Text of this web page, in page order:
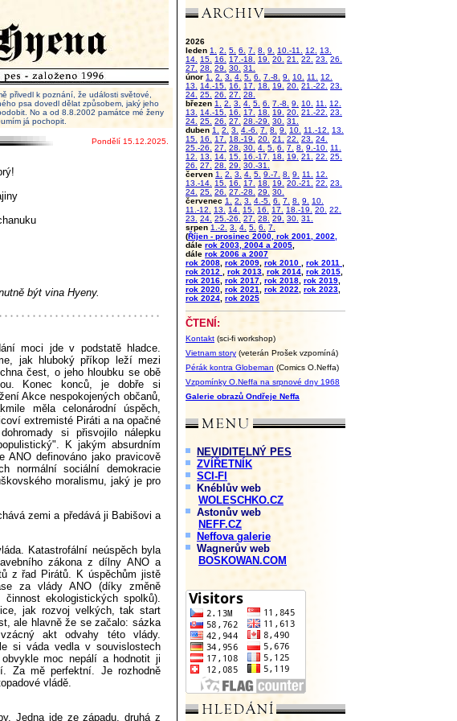
2026
leden 1. 2. 5. 6. 7. 8. 9. 10.-11. 12.
13.
14.
15. 16. 17.-18. 19. 20. 21. 22. 23.
26.
27.
28. 29. 30. 31.
únor 1. 2. 3. 4. 5. 6. 7.-8. 9. 10. 11.
12.
13.
14.-15. 16. 17. 18. 19. 20. 21.-22.
23.
24. 25. 26. 27.
28.
březen 1. 2. 3. 4. 5. 6. 7.-8. 9. 10. 11.
12.
13.
14.-15. 16. 17. 18. 19. 20. 21.-22.
23.
24. 25. 26. 27. 28.-29. 30. 31.
duben 1. 2. 3. 4.-6. 7. 8. 9. 10. 11.-12.
13.
15.
16. 17. 18.-19. 20. 21. 22. 23.
24.
25.-26.
27. 28. 30. 4. 5. 6. 7. 8. 9.-10.
11.
12.
13. 14. 15. 16.-17. 18. 19. 21. 22.
25.
26.
27. 28. 29.
30.-31.
červen 1. 2. 3. 4. 5. 9.-7. 8. 9. 11.
12.
13.-14.
15. 16. 17. 18. 19. 20.-21. 22.
23.
24. 25. 26. 27.-28. 29.
30.
červenec 1. 2. 3. 4.-5. 6. 7. 8. 9.
10.
11.-12.
13. 14. 15. 16. 17. 18.-19. 20. 22.
23.
24. 25.-26. 27. 28. 29. 30. 31.
srpen 1.-2. 3. 4. 5. 6. 7.
(Říjen - prosinec 2000, rok 2001, 2002,
dále rok 2003, 2004 a 2005
dále rok 2006 a 2007
rok 2008 rok 2009 rok 2010 rok 2011
rok 2012
rok 2013 rok 2014 rok 2015
rok 2016 rok 2017 rok 2018 rok 2019
rok 2020 rok 2021 rok 2022 rok 2023
rok 2024 rok 2025
ČTENÍ:
Kontakt (sci-fi workshop)
Vietnam story (veterán Prošek vzpomíná)
Pérák kontra Globeman (Comics O.Neffa)
Vzpomínky O.Neffa na srpnové dny 1968
Galerie obrazů Ondřeje Neffa
NEVIDITELNÝ PES
ZVÍŘETNÍK
SCI-FI
Knéblův web
WOLESCHKO.CZ
Astonův web
NEFF.CZ
Neffova galerie
Wagnerův web
BOSKOWAN.COM
přivedl k poznání, že události světové,
psa dovedl dělat způsobem, jaký jeho
No a od 8.8.2002 památce mé ženy
já pochopit.
Pondělí 15.12.2025.
být vina Hyeny.
moci jde v podstatě hladce.
jak hluboký příkop leží mezi
čest, o jeho hloubku se obě
Konec konců, je dobře si
Akce nespokojených občanů,
měla celonárodní úspěch,
extremisté Piráti a na opačné
si přisvojilo nálepku
K jakým absurdním
ANO definováno jako pravicově
normální sociální demokracie
moralismu, jaký je pro
zemi a předává ji Babišovi a
Katastrofální neúspěch byla
zákona z dílny ANO a
z řad Pirátů. K úspěchům jistě
za vlády ANO (díky změně
ekologistických spolků).
jak rozvoj velkých, tak start
ale hlavně že se začalo: sázka
akt odvahy této vlády.
si váda vedla v souvislostech
moc nepálí a hodnotit ji
Za mě perfektní. Je rozhodně
vládě.
Jedna jde ze západu, druhá z